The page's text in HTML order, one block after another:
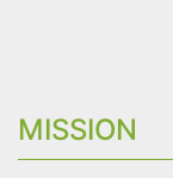
MISSION